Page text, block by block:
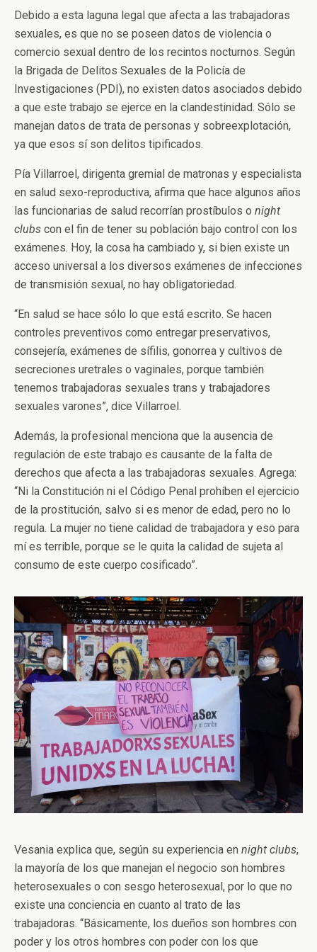
Debido a esta laguna legal que afecta a las trabajadoras
sexuales, es que no se poseen datos de violencia o
comercio sexual dentro de los recintos nocturnos. Según
la Brigada de Delitos Sexuales de la Policía de
Investigaciones (PDI), no existen datos asociados debido
a que este trabajo se ejerce en la clandestinidad. Sólo se
manejan datos de trata de personas y sobreexplotación,
ya que esos sí son delitos tipificados.
Pía Villarroel, dirigenta gremial de matronas y especialista
en salud sexo-reproductiva, afirma que hace algunos años
las funcionarias de salud recorrían prostíbulos o night
clubs con el fin de tener su población bajo control con los
exámenes. Hoy, la cosa ha cambiado y, si bien existe un
acceso universal a los diversos exámenes de infecciones
de transmisión sexual, no hay obligatoriedad.
“En salud se hace sólo lo que está escrito. Se hacen
controles preventivos como entregar preservativos,
consejería, exámenes de sífilis, gonorrea y cultivos de
secreciones uretrales o vaginales, porque también
tenemos trabajadoras sexuales trans y trabajadores
sexuales varones”, dice Villarroel.
Además, la profesional menciona que la ausencia de
regulación de este trabajo es causante de la falta de
derechos que afecta a las trabajadoras sexuales. Agrega:
“Ni la Constitución ni el Código Penal prohíben el ejercicio
de la prostitución, salvo si es menor de edad, pero no lo
regula. La mujer no tiene calidad de trabajadora y eso para
mí es terrible, porque se le quita la calidad de sujeta al
consumo de este cuerpo cosificado”.
Vesania explica que, según su experiencia en night clubs,
la mayoría de los que manejan el negocio son hombres
heterosexuales o con sesgo heterosexual, por lo que no
existe una conciencia en cuanto al trato de las
trabajadoras. “Básicamente, los dueños son hombres con
poder y los otros hombres con poder con los que